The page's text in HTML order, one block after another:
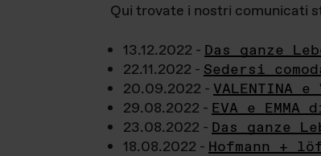
Qui trovate i nostri comunicati
13.12.2022 - Das ganze
22.11.2022 - Sedersi
20.09.2022 -
29.08.2022 - EVA e
23.08.2022 - Das ganze
18.08.2022 - Hofmann +